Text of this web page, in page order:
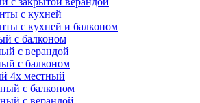
с кухней
с кухней и балконом
с балконом
с верандой
с балконом
4х местный
с балконом
с верандой